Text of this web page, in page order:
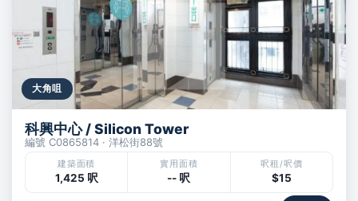
大角咀
科興中心 / Silicon Tower
編號 C0865814 · 洋松街88號
建築面積
1,425 呎
實用面積
-- 呎
呎租/呎價
$15